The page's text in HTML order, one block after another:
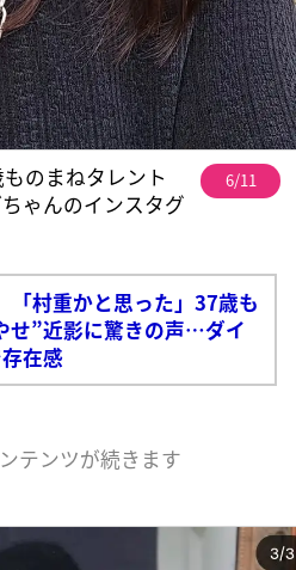
のまねタレント
ゃんのインスタグ
6/11
「村重かと思った」37歳も
せ”近影に驚きの声…ダイ
在感
テンツが続きます